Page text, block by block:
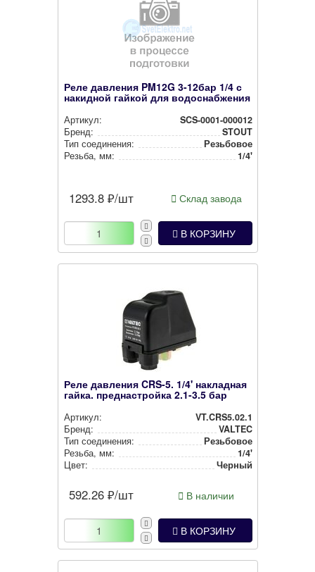
Реле давления PM12G 3-12бар 1/4 с
накидной гайкой для водоснабжения
Артикул:
SCS-0001-000012
Бренд:
STOUT
Тип соединения:
Резьбовое
Резьба, мм:
1/4'
1293.8 ₽/шт Склад завода
В КОРЗИНУ
Реле давления CRS-5. 1/4' накладная
гайка. преднастройка 2.1-3.5 бар
Артикул:
VT.CRS5.02.1
Бренд:
VALTEC
Тип соединения:
Резьбовое
Резьба, мм:
1/4'
Цвет:
Черный
592.26 ₽/шт В наличии
В КОРЗИНУ